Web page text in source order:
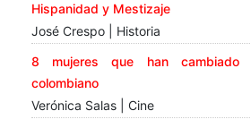
Hispanidad y Mestizaje
José Crespo | Historia
8 mujeres que han cambiado
colombiano
Verónica Salas | Cine